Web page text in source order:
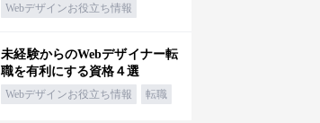
Webデザインお役立ち情報
未経験からのWebデザイナー転
職を有利にする資格４選
Webデザインお役立ち情報 転職